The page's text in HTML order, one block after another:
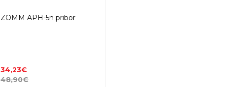
ZOMM APH-5n pribor
34,23€
48,90€